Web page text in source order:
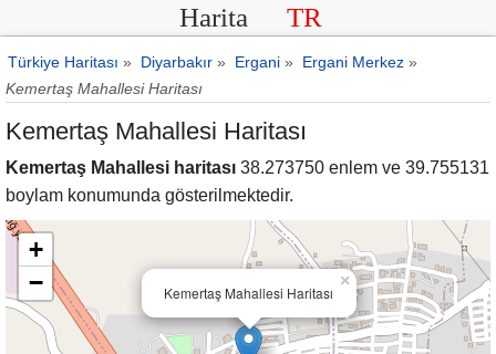
Harita TR
Türkiye Haritası » Diyarbakır » Ergani » Ergani Merkez »
Kemertaş Mahallesi Haritası
Kemertaş Mahallesi Haritası
Kemertaş Mahallesi haritası 38.273750 enlem ve 39.755131
boylam konumunda gösterilmektedir.
Kemertaş Mahallesi Haritası
×
+
−